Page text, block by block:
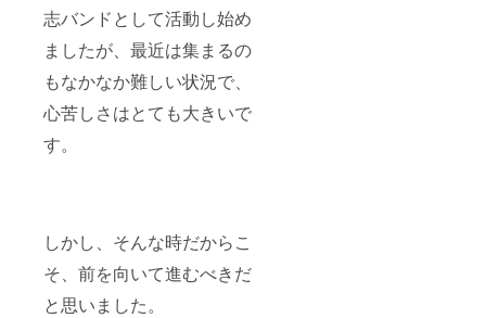
志バンドとして活動し始め
ましたが、最近は集まるの
もなかなか難しい状況で、
心苦しさはとても大きいで
す。
しかし、そんな時だからこ
そ、前を向いて進むべきだ
と思いました。